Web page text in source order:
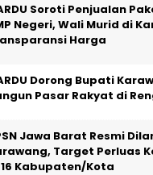
Soroti Penjualan
Negeri, Wali Murid di
Harga
Dorong Bupati
Pasar Rakyat di
Jawa Barat Resmi
Target Perluas
Kabupaten/Kota